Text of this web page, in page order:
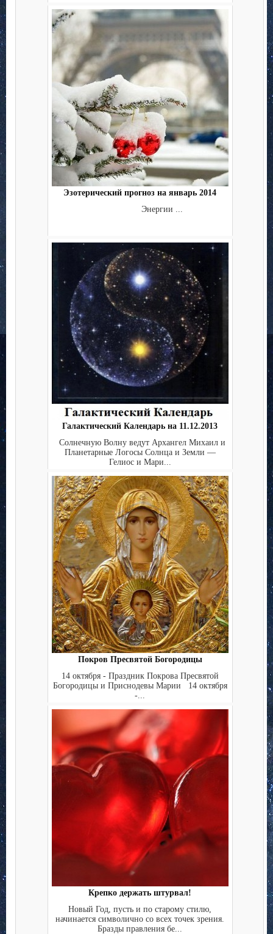
Эзотерический прогноз на январь 2014
Энергии ...
Галактический Календарь на 11.12.2013
Солнечную Волну ведут Архангел Михаил и
Планетарные Логосы Солнца и Земли —
Гелиос и Мари...
Покров Пресвятой Богородицы
14 октября - Праздник Покрова Пресвятой
Богородицы и Приснодевы Марии 14 октября
-...
Крепко держать штурвал!
Новый Год, пусть и по старому стилю,
начинается символично со всех точек зрения.
Бразды правления бе...